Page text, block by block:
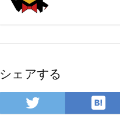
シェアする
Twitter
で
は
て